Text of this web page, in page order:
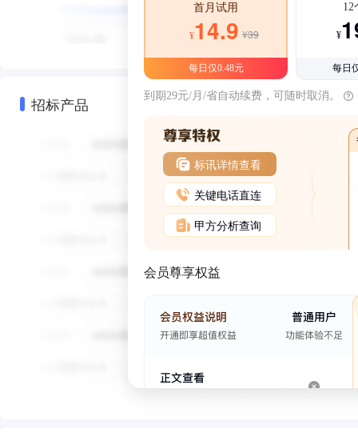
招标产品
首月试用
¥14.9 ¥39
每日仅0.48元
12
¥
每日
到期29元/月/省自动续费，可随时取消。
标讯详情查看
关键电话直连
甲方分析查询
会员尊享权益